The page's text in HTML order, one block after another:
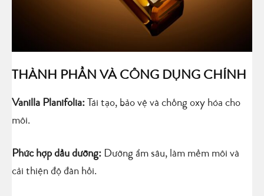
THÀNH PHẦN VÀ CÔNG DỤNG CHÍNH
Vanilla Planifolia: Tái tạo, bảo vệ và chống oxy hóa cho
môi.
Phức hợp dầu dưỡng: Dưỡng ẩm sâu, làm mềm môi và
cải thiện độ đàn hồi.